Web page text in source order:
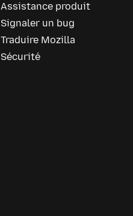
Assistance produit
Signaler un bug
Traduire Mozilla
Sécurité